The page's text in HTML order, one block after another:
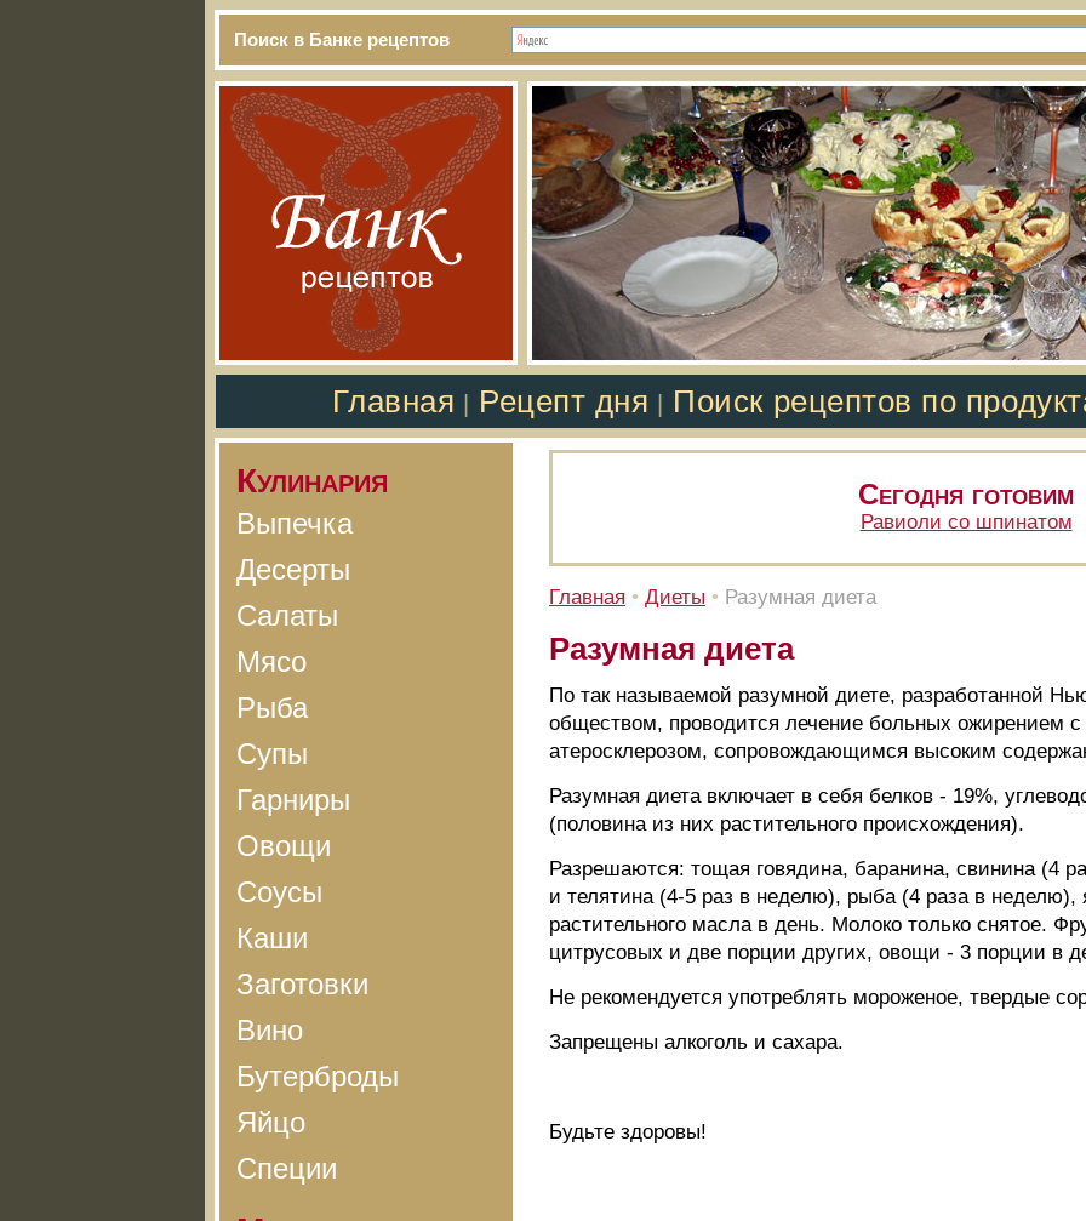
Поиск в Банке рецептов
Главная Рецепт дня Поиск рецептов по
Кулинария
Выпечка
Десерты
Салаты
Мясо
Рыба
Супы
Гарниры
Овощи
Соусы
Каши
Заготовки
Вино
Бутерброды
Яйцо
Специи
Сегодня готовим
Равиоли со шпинатом
Главная • Диеты • Разумная диета
Разумная диета
По так называемой разумной диете, разработанной
обществом, проводится лечение больных ожирением
атеросклерозом, сопровождающимся высоким
Разумная диета включает в себя белков - 19%,
(половина из них растительного происхождения).
Разрешаются: тощая говядина, баранина, свинина (4
и телятина (4-5 раз в неделю), рыба (4 раза в неделю),
растительного масла в день. Молоко только снятое.
цитрусовых и две порции других, овощи - 3 порции в
Не рекомендуется употреблять мороженое, твердые
Запрещены алкоголь и сахара.
Будьте здоровы!